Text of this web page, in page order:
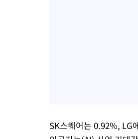
SK스퀘어는 0.92%, LG